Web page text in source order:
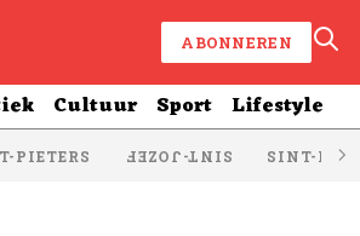
ABONNEREN
Cultuur Sport Lifestyle
PIETERS SINT-JOZEF SINT-